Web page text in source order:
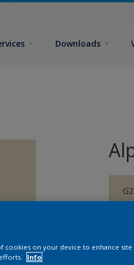
Downloads
cookies on your device to enhance site
Info